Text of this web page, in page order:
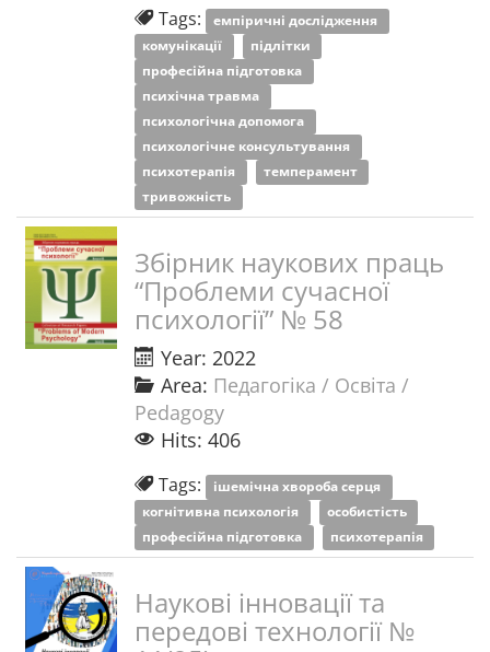
Tags: емпіричні дослідження
комунікації
підлітки
професійна підготовка
психічна травма
психологічна допомога
психологічне консультування
психотерапія
темперамент
тривожність
Збірник наукових праць
“Проблеми сучасної
психології” № 58
Year: 2022
Area: Педагогіка / Освіта /
Pedagogy
Hits: 406
Tags: ішемічна хвороба серця
когнітивна психологія
особистість
професійна підготовка
психотерапія
Наукові інновації та
передові технології №